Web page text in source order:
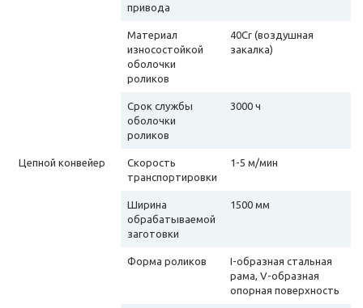
привода
Материал
износостойкой
оболочки
роликов
40Cr (воздушная
закалка)
Срок службы
оболочки
роликов
3000 ч
Цепной конвейер
Скорость
транспортировки
1-5 м/мин
Ширина
обрабатываемой
заготовки
1500 мм
Форма роликов
I-образная стальная
рама, V-образная
опорная поверхность